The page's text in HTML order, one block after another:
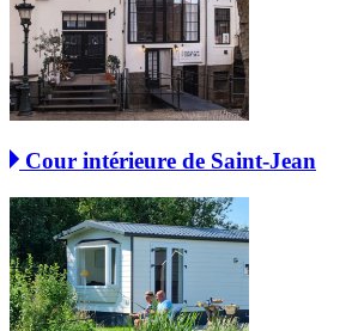
Cour intérieure de Saint-Jean